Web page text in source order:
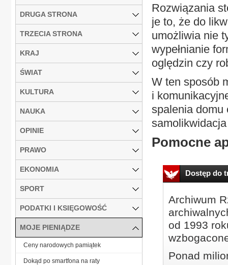
Rozwiązania
je to, że do
umożliwia nie
wypełnianie
oględzin czy
W ten sposób
i
spalenia domu
Pomocne
Dostęp do
Archiwum
od 1993
Ponad
DRUGA STRONA
TRZECIA STRONA
KRAJ
ŚWIAT
KULTURA
NAUKA
OPINIE
PRAWO
EKONOMIA
SPORT
PODATKI I KSIĘGOWOŚĆ
MOJE PIENIĄDZE
Ceny narodowych pamiątek
Dokąd po smartfona na raty